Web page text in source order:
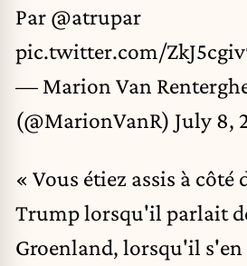
Par @atrupar
pic.twitter.com/
— Marion Van
(@MarionVanR) July 8,
« Vous étiez assis à côté
Trump lorsqu'il parlait
Groenland, lorsqu'il s'en